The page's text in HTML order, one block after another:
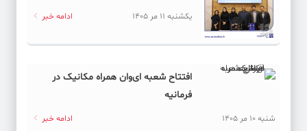
یکشنبه 11 مر 1405 ادامه خبر
افتتاح شعبه ای‌وان همراه مکانیک در
فرمانیه
شنبه 10 مر 1405 ادامه خبر